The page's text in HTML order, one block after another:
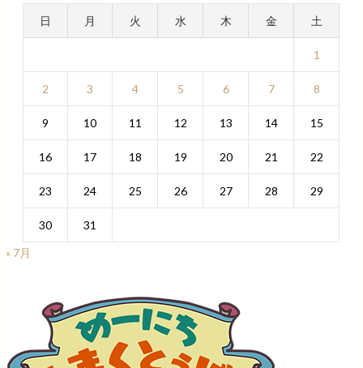
日 月 火 水 木 金 土
1
2 3 4 5 6 7 8
9 10 11 12 13 14 15
16 17 18 19 20 21 22
23 24 25 26 27 28 29
30
31
« 7月